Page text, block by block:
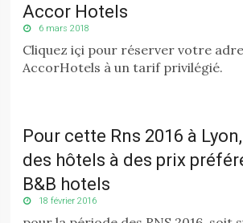
Accor Hotels
6 mars 2018
Cliquez içi pour réserver votre
AccorHotels à un tarif privilégié.
Pour cette Rns 2016 à
des hôtels à des prix
B&B hotels
18 février 2016